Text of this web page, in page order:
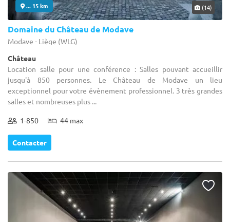
... 15 km (14)
Domaine du Château de Modave
Modave - Liège (WLG)
Château
Location salle pour une conférence : Salles pouvant accueillir
jusqu'à 850 personnes. Le Château de Modave un lieu
exceptionnel pour votre évènement professionnel. 3 très grandes
salles et nombreuses plus ...
1-850 44 max
Contacter